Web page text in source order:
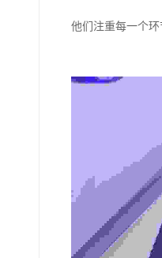
他们注重每一个环